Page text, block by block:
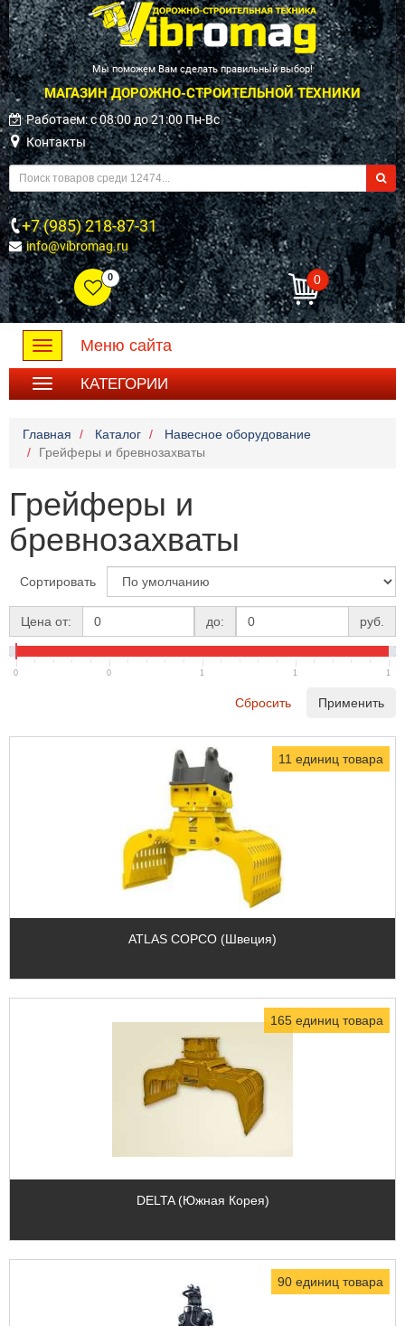
Мы поможем Вам сделать правильный выбор!
МАГАЗИН ДОРОЖНО-СТРОИТЕЛЬНОЙ ТЕХНИКИ
Работаем: c 08:00 до 21:00 Пн-Вс
Контакты
+7 (985) 218-87-31
info@vibromag.ru
0 0
Toggle
navigation
Меню сайта
КАТЕГОРИИ
Главная Каталог
Навесное оборудование
Грейферы и бревнозахваты
Грейферы и
бревнозахваты
Сортировать
Цена от: до: руб.
0 0 1 1 1
Сбросить Применить
11 единиц товара
ATLAS COPCO (Швеция)
165 единиц товара
DELTA (Южная Корея)
90 единиц товара